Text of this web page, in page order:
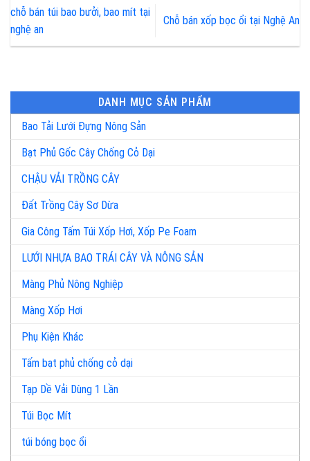
chỗ bán túi bao bưởi, bao mít tại
nghệ an
Chỗ bán xốp bọc ổi tại Nghệ An
DANH MỤC SẢN PHẨM
Bao Tải Lưới Đựng Nông Sản
Bạt Phủ Gốc Cây Chống Cỏ Dại
CHẬU VẢI TRỒNG CÂY
Đất Trồng Cây Sơ Dừa
Gia Công Tấm Túi Xốp Hơi, Xốp Pe Foam
LƯỚI NHỰA BAO TRÁI CÂY VÀ NÔNG SẢN
Màng Phủ Nông Nghiệp
Màng Xốp Hơi
Phụ Kiện Khác
Tấm bạt phủ chống cỏ dại
Tạp Dề Vải Dùng 1 Lần
Túi Bọc Mít
túi bóng bọc ổi